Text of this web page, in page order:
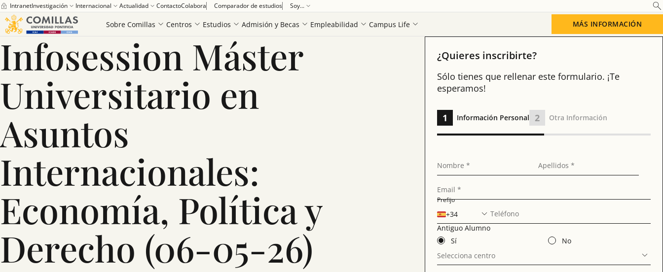
IntranetInvestigación Internacional Actualidad ContactoColabora Comparador de estudios Soy...
Sobre Comillas Centros Estudios Admisión y Becas Empleabilidad Campus Life MÁS INFORMACIÓN
Home Infosession Máster Universitario en Asuntos Internacionales: Economía, Política y Derecho (06-05-26)
Infosession Máster
Universitario en
Asuntos
Internacionales:
Economía, Política y
Derecho (06-05-26)
¿Quieres inscribirte?
Sólo tienes que rellenar este formulario. ¡Te
esperamos!
1 Información Personal 2 Otra Información
Nombre * Apellidos *
Email *
+34
Prefijo
Teléfono
Antiguo Alumno
Sí
No
Selecciona centro